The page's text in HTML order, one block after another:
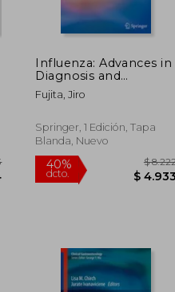
$ 10.544
$ 6.327
40%
Influenza: Advances in
Diagnosis and
Management (en
Inglés)
Fujita, Jiro
Springer, 1 Edición, Tapa
Blanda, Nuevo